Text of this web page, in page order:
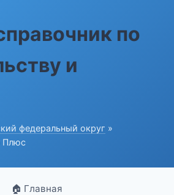
по
и
федеральный округ »
Плюс
🏠 Главная